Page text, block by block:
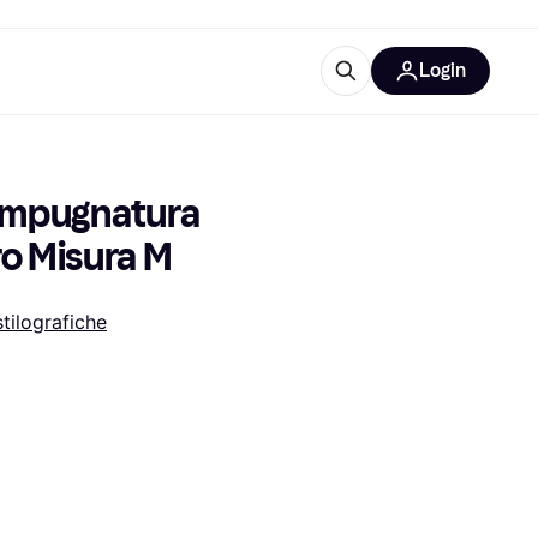
Login
Misura M